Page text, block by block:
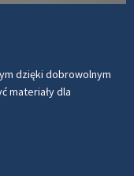
dzięki dobrowolnym
materiały dla